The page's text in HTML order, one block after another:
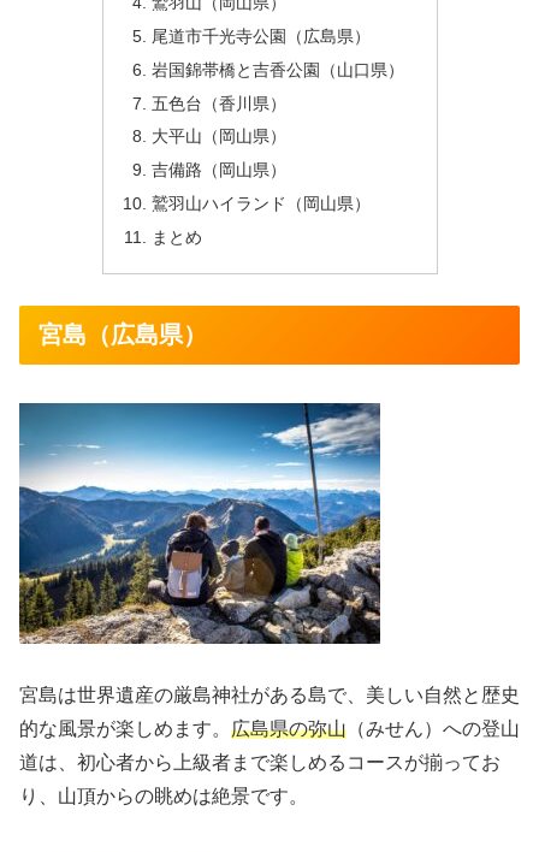
尾道市千光寺公園（広島県）
岩国錦帯橋と吉香公園（山口県）
五色台（香川県）
大平山（岡山県）
吉備路（岡山県）
鷲羽山ハイランド（岡山県）
まとめ
宮島（広島県）
宮島は世界遺産の厳島神社がある島で、美しい自然と歴史
的な風景が楽しめます。 広島県の弥山 （みせん）への登山
道は、初心者から上級者まで楽しめるコースが揃ってお
り、山頂からの眺めは絶景です。